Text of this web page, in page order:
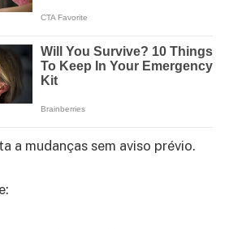
a mudanças sem aviso prévio.